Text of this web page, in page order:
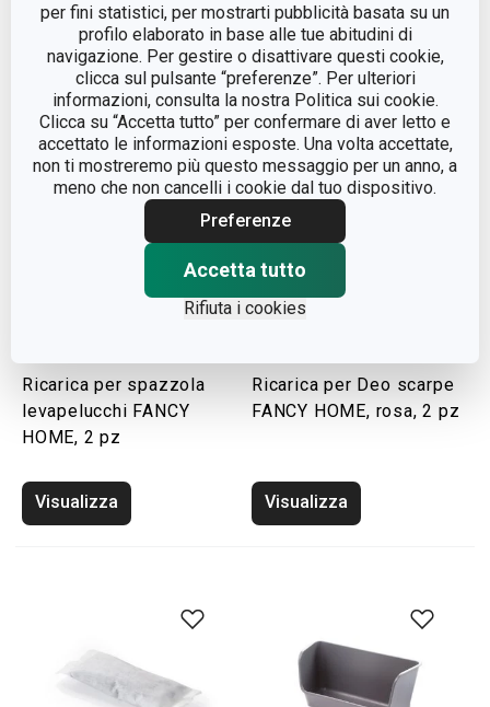
per fini statistici, per mostrarti pubblicità basata su un
profilo elaborato in base alle tue abitudini di
navigazione. Per gestire o disattivare questi cookie,
clicca sul pulsante “preferenze”. Per ulteriori
informazioni, consulta la nostra Politica sui cookie.
Clicca su “Accetta tutto” per confermare di aver letto e
accettato le informazioni esposte. Una volta accettate,
non ti mostreremo più questo messaggio per un anno, a
meno che non cancelli i cookie dal tuo dispositivo.
Preferenze
Accetta tutto
Rifiuta i cookies
Visualizza Visualizza
Ricarica per spazzola
levapelucchi FANCY
HOME, 2 pz
Visualizza
Ricarica per Deo scarpe
FANCY HOME, rosa, 2 pz
Visualizza